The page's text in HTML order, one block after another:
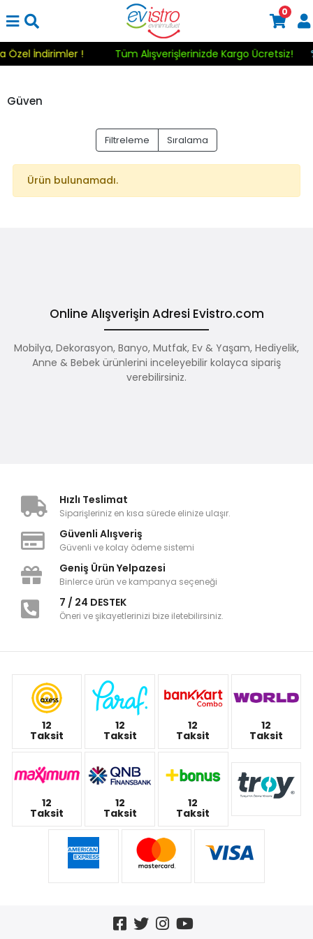
Özel İndirimler ! Tüm Alışverişlerinizde Kargo Ücretsiz!
0
Güven
Filtreleme Sıralama
Ürün bulunamadı.
Online Alışverişin Adresi Evistro.com
Mobilya, Dekorasyon, Banyo, Mutfak, Ev & Yaşam, Hediyelik,
Anne & Bebek ürünlerini inceleyebilir kolayca sipariş
verebilirsiniz.
Hızlı Teslimat
Siparişleriniz en kısa sürede elinize ulaşır.
Güvenli Alışveriş
Güvenli ve kolay ödeme sistemi
Geniş Ürün Yelpazesi
Binlerce ürün ve kampanya seçeneği
7 / 24 DESTEK
Öneri ve şikayetlerinizi bize iletebilirsiniz.
12
Taksit
12
Taksit
12
Taksit
12
Taksit
12
Taksit
12
Taksit
12
Taksit